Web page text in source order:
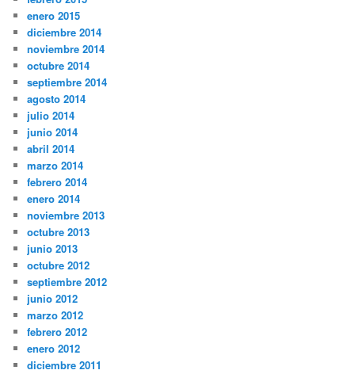
enero 2015
diciembre 2014
noviembre 2014
octubre 2014
septiembre 2014
agosto 2014
julio 2014
junio 2014
abril 2014
marzo 2014
febrero 2014
enero 2014
noviembre 2013
octubre 2013
junio 2013
octubre 2012
septiembre 2012
junio 2012
marzo 2012
febrero 2012
enero 2012
diciembre 2011